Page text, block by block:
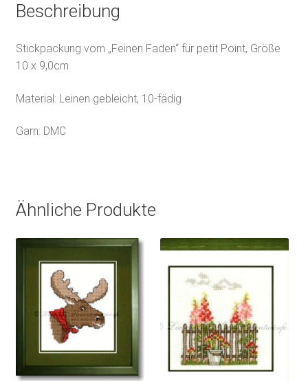
Beschreibung
Stickpackung vom „Feinen Faden“ für petit Point, Größe
10 x 9,0cm
Material: Leinen gebleicht, 10-fädig
Garn: DMC
Ähnliche Produkte